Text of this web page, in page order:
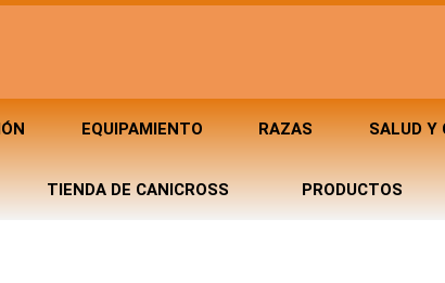
EQUIPAMIENTO RAZAS SALUD Y
TIENDA DE CANICROSS PRODUCTOS